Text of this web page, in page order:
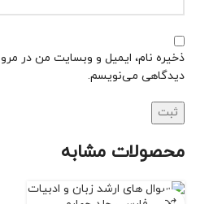
ذخیره نام، ایمیل و وبسایت من در
دیدگاهی می‌نویسم.
محصولات مشابه